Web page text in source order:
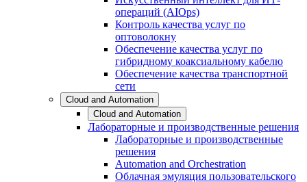
операций (AIOps)
Контроль качества услуг по
оптоволокну
Обеспечение качества услуг по
гибридному коаксиальному кабелю
Обеспечение качества транспортной
сети
Cloud and Automation
Cloud and Automation
Лабораторные и производственные решения
Лабораторные и производственные
решения
Automation and Orchestration
Облачная эмуляция пользовательского